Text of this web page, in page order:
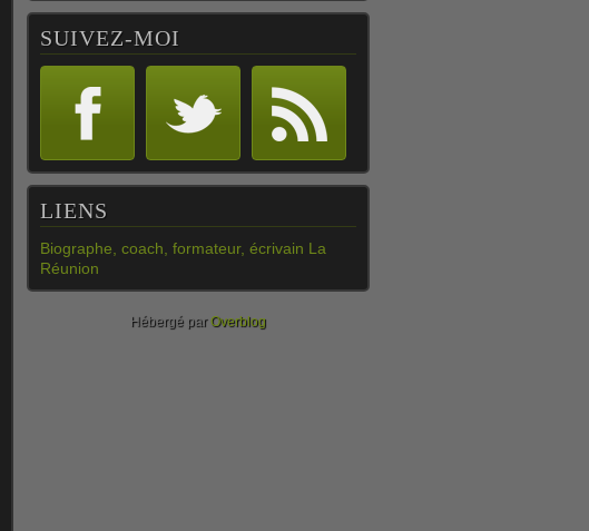
SUIVEZ-MOI
LIENS
Biographe, coach, formateur, écrivain La
Réunion
Hébergé parOverblog